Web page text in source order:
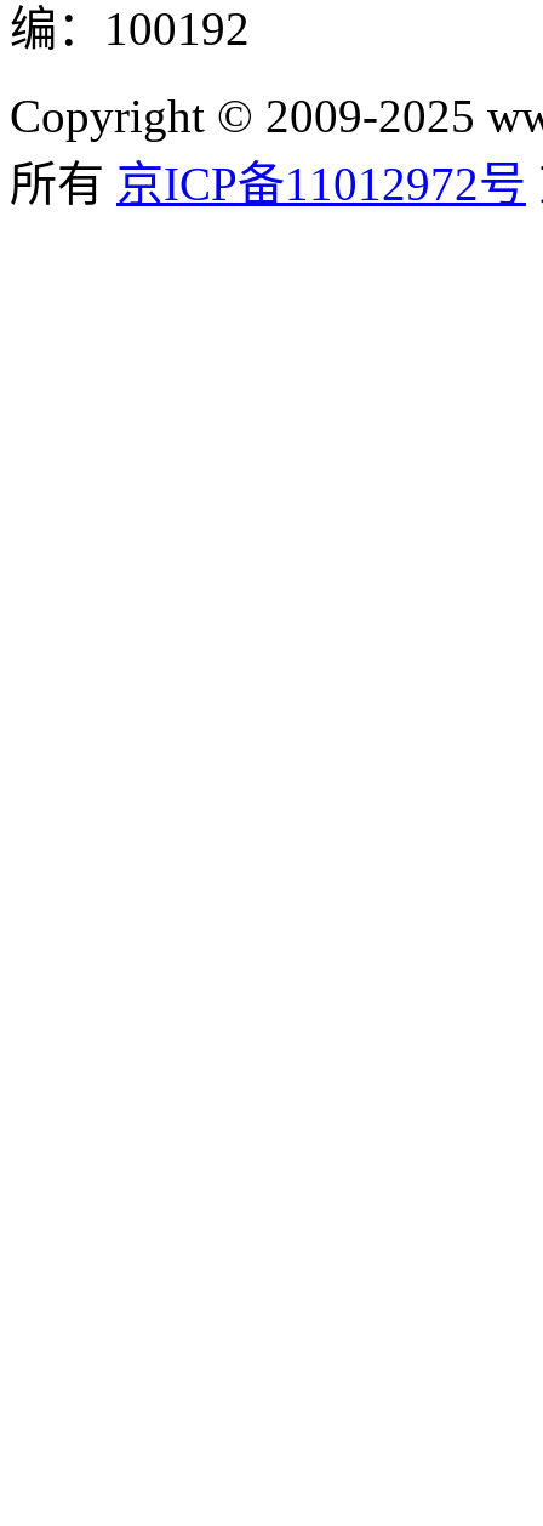
编：100192
Copyright © 2009-2025
所有 京ICP备11012972号